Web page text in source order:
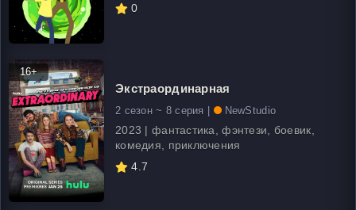
0
16+
Экстраординарная
2 сезон ~ 8 серия | NewStudio
2023 | фантастика, фэнтези, боевик,
комедия, приключения
4.7